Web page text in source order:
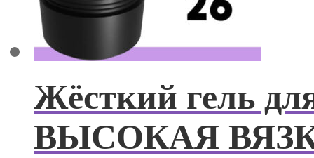
Жёсткий гель
ВЫСОКАЯ